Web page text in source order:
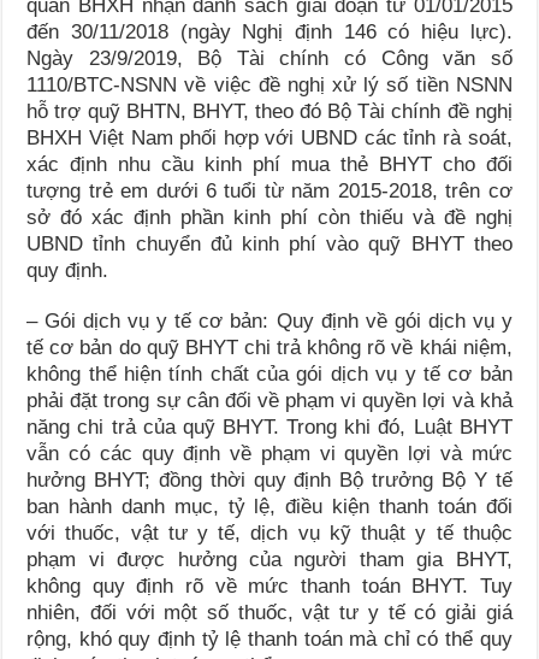
quan BHXH nhận danh sách giai đoạn từ 01/01/2015
đến 30/11/2018 (ngày Nghị định 146 có hiệu lực).
Ngày 23/9/2019, Bộ Tài chính có Công văn số
1110/BTC-NSNN về việc đề nghị xử lý số tiền NSNN
hỗ trợ quỹ BHTN, BHYT, theo đó Bộ Tài chính đề nghị
BHXH Việt Nam phối hợp với UBND các tỉnh rà soát,
xác định nhu cầu kinh phí mua thẻ BHYT cho đối
tượng trẻ em dưới 6 tuổi từ năm 2015-2018, trên cơ
sở đó xác định phần kinh phí còn thiếu và đề nghị
UBND tỉnh chuyển đủ kinh phí vào quỹ BHYT theo
quy định.
– Gói dịch vụ y tế cơ bản: Quy định về gói dịch vụ y
tế cơ bản do quỹ BHYT chi trả không rõ về khái niệm,
không thể hiện tính chất của gói dịch vụ y tế cơ bản
phải đặt trong sự cân đối về phạm vi quyền lợi và khả
năng chi trả của quỹ BHYT. Trong khi đó, Luật BHYT
vẫn có các quy định về phạm vi quyền lợi và mức
hưởng BHYT; đồng thời quy định Bộ trưởng Bộ Y tế
ban hành danh mục, tỷ lệ, điều kiện thanh toán đối
với thuốc, vật tư y tế, dịch vụ kỹ thuật y tế thuộc
phạm vi được hưởng của người tham gia BHYT,
không quy định rõ về mức thanh toán BHYT. Tuy
nhiên, đối với một số thuốc, vật tư y tế có giải giá
rộng, khó quy định tỷ lệ thanh toán mà chỉ có thể quy